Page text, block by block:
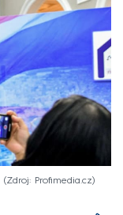
Zdroj: Profimedia.cz